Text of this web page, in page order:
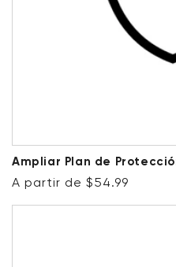
Ampliar Plan de
Precio habitual
A partir de $54.99